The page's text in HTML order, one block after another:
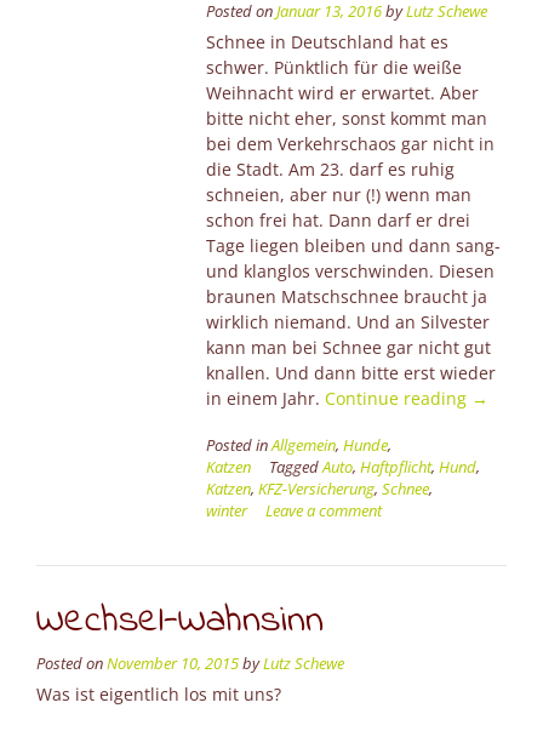
Posted onJanuar 13, 2016byLutz Schewe
Schnee in Deutschland hat es
schwer. Pünktlich für die weiße
Weihnacht wird er erwartet. Aber
bitte nicht eher, sonst kommt man
bei dem Verkehrschaos gar nicht in
die Stadt. Am 23. darf es ruhig
schneien, aber nur (!) wenn man
schon frei hat. Dann darf er drei
Tage liegen bleiben und dann sang-
und klanglos verschwinden. Diesen
braunen Matschschnee braucht ja
wirklich niemand. Und an Silvester
kann man bei Schnee gar nicht gut
knallen. Und dann bitte erst wieder
in einem Jahr. Continue reading “Dont’t
snow,
→
Posted inAllgemein, Hunde,
Katzen
TaggedAuto, Haftpflicht, Hund,
Katzen, KFZ-Versicherung, Schnee,
winter
Leave a comment
Wechsel-Wahnsinn
Posted onNovember 10, 2015byLutz Schewe
Was ist eigentlich los mit uns?